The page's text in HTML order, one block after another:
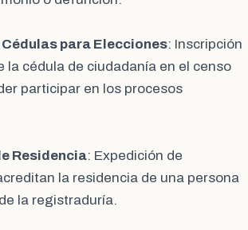
para Elecciones: Inscripción
la cédula de ciudadanía en el censo
participar en los procesos
Residencia: Expedición de
la residencia de una persona
la registraduría.